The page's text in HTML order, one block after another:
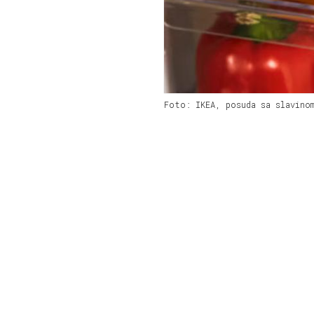
Foto: IKEA, posuda sa